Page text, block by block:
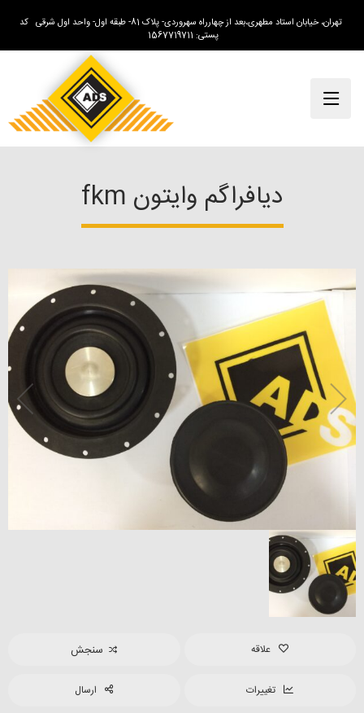
تهران، خیابان استاد مطهری،بعد از چهارراه سهروردی- پلاک 81- طبقه اول- واحد اول شرقی کد
پستی: 1567719711
دیافراگم وایتون fkm
علاقه سنجش
تغییرات ارسال